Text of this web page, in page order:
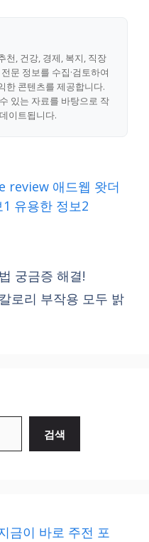
천, 건강, 경제, 복지, 직장
문 정보를 수집·검토하여
한 콘텐츠를 제공합니다.
있는 자료를 바탕으로 작
이트됩니다.
review 애드웹 왓더
유용한 정보2
궁금증 해결!
로리 부작용 모두 밝
검색
금이 바로 주전 포